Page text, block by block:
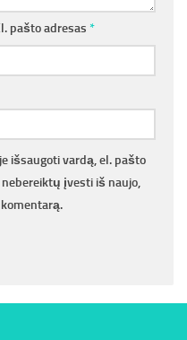
pašto adresas *
išsaugoti vardą, el. pašto
įvesti iš naujo,